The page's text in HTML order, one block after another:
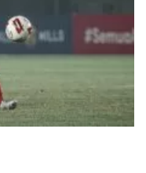
latihan saat